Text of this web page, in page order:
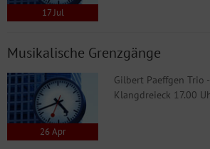
17Jul
Musikalische Grenzgänge
26Apr
Gilbert Paeffgen Trio
Klangdreieck 17.00